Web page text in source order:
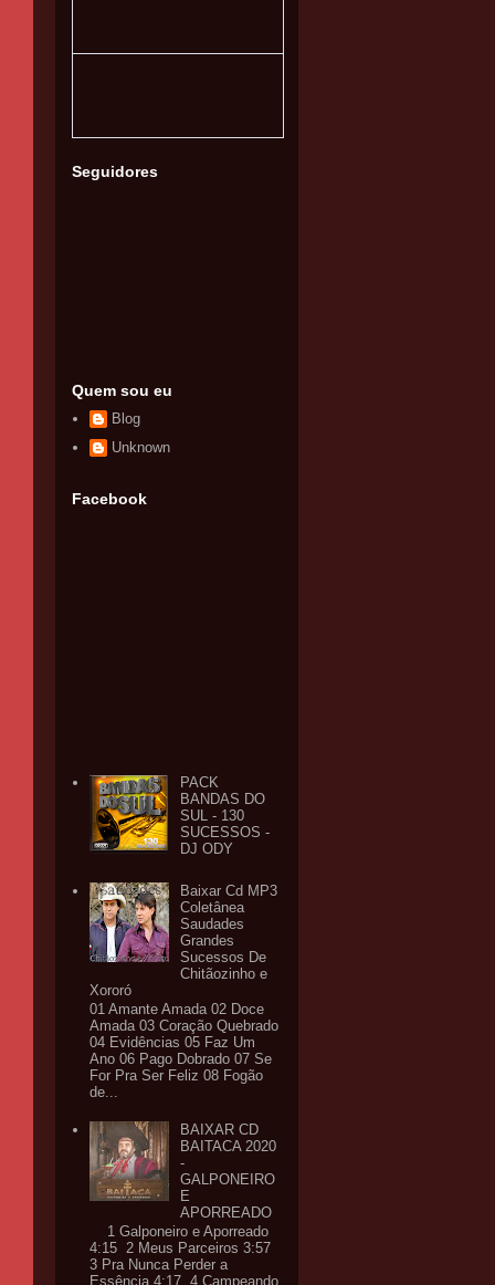
Seguidores
Quem sou eu
Blog
Unknown
Facebook
PACK
BANDAS DO
SUL - 130
SUCESSOS -
DJ ODY
Baixar Cd MP3
Coletânea
Saudades
Grandes
Sucessos De
Chitãozinho e
Xororó
01 Amante Amada 02 Doce
Amada 03 Coração Quebrado
04 Evidências 05 Faz Um
Ano 06 Pago Dobrado 07 Se
For Pra Ser Feliz 08 Fogão
de...
BAIXAR CD
BAITACA 2020
-
GALPONEIRO
E
APORREADO
1 Galponeiro e Aporreado
4:15 2 Meus Parceiros 3:57
3 Pra Nunca Perder a
Essência 4:17 4 Campeando